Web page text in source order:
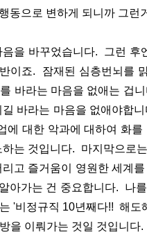
동으로 변하게 되니까 그런
을 바꾸었습니다. 그런 후
이죠. 잠재된 심층번뇌를
바라는 마음을 없애는 겁
바라는 마음을 없애야합
에 대한 악과에 대하여 화
는 것입니다. 마지막으로
고 즐거움이 영원한 세계
아가는 건 중요합니다. 나
'비정규직 10년째다!! 해도
을 이뤄가는 것일 것입니다.